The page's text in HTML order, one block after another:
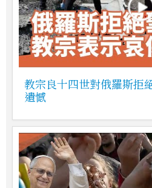
教宗良十四世對俄羅斯拒
遺憾